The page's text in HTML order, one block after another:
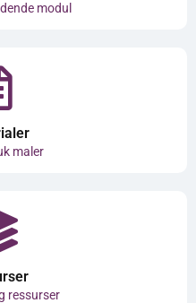
modul
maler
ressurser